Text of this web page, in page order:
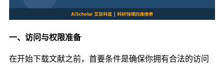
一、访问与权限准备
在开始下载文献之前，首要条件是确保你拥有合法的访问